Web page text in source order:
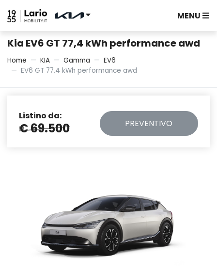
MENU
Kia EV6 GT 77,4 kWh performance awd
Home KIA Gamma
EV6
EV6 GT 77,4 kWh performance awd
Listino da:
€ 69.500 PREVENTIVO